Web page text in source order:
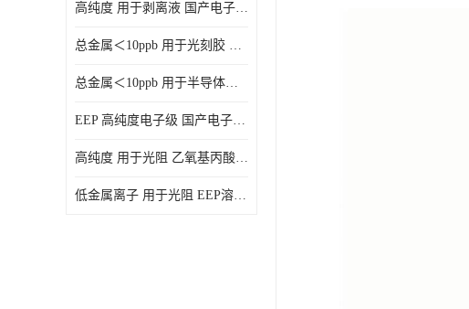
高纯度 用于剥离液 国产电子级EEP
总金属＜10ppb 用于光刻胶 电子级EEP溶剂
总金属＜10ppb 用于半导体清洗 3-乙氧基丙酸乙酯电子级
EEP 高纯度电子级 国产电子级EEP
高纯度 用于光阻 乙氧基丙酸乙酯电子级
低金属离子 用于光阻 EEP溶剂电子级